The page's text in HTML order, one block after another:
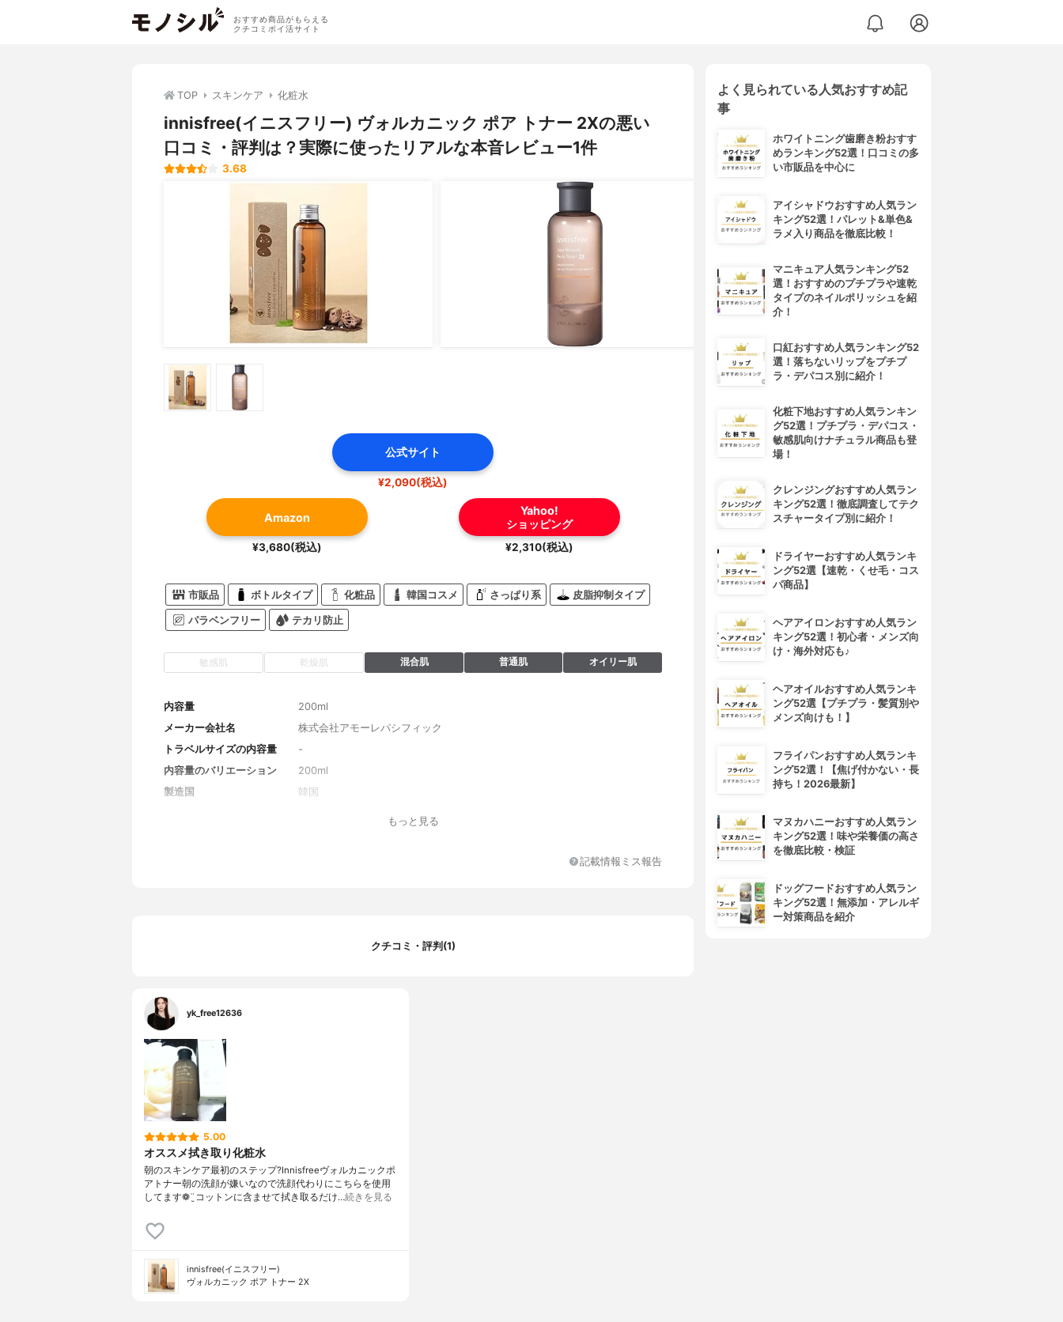
おすすめ商品がもらえる
クチコミポイ活サイト
TOP スキンケア 化粧水
innisfree(イニスフリー) ヴォルカニック ポア トナー 2Xの悪い
口コミ・評判は？実際に使ったリアルな本音レビュー1件
3.68
公式サイト
¥2,090(税込)
Amazon
¥3,680(税込)
Yahoo!
ショッピング
¥2,310(税込)
市販品 ボトルタイプ 化粧品 韓国コスメ さっぱり系 皮脂抑制タイプ
パラベンフリー テカリ防止
敏感肌 乾燥肌 混合肌 普通肌 オイリー肌
内容量
200ml
メーカー会社名
株式会社アモーレパシフィック
トラベルサイズの内容量
-
内容量のバリエーション
200ml
製造国
韓国
エン酸、酸化チタン、トコフェロール、EDTA-2Na、香料
もっと見る
記載情報ミス報告
クチコミ・評判(1)
yk_free12636
5.00
オススメ拭き取り化粧水
朝のスキンケア最初のステップ?Innisfreeヴォルカニックポ
アトナー朝の洗顔が嫌いなので洗顔代わりにこちらを使用
してます❁¨̮コットンに含ませて拭き取るだけ…続きを見る
innisfree(イニスフリー)
ヴォルカニック ポア トナー 2X
よく見られている人気おすすめ記
事
ホワイトニング歯磨き粉おすす
めランキング52選！口コミの多
い市販品を中心に
アイシャドウおすすめ人気ラン
キング52選！パレット&単色&
ラメ入り商品を徹底比較！
マニキュア人気ランキング52
選！おすすめのプチプラや速乾
タイプのネイルポリッシュを紹
介！
口紅おすすめ人気ランキング52
選！落ちないリップをプチプ
ラ・デパコス別に紹介！
化粧下地おすすめ人気ランキン
グ52選！プチプラ・デパコス・
敏感肌向けナチュラル商品も登
場！
クレンジングおすすめ人気ラン
キング52選！徹底調査してテク
スチャータイプ別に紹介！
ドライヤーおすすめ人気ランキ
ング52選【速乾・くせ毛・コス
パ商品】
ヘアアイロンおすすめ人気ラン
キング52選！初心者・メンズ向
け・海外対応も♪
ヘアオイルおすすめ人気ランキ
ング52選【プチプラ・髪質別や
メンズ向けも！】
フライパンおすすめ人気ランキ
ング52選！【焦げ付かない・長
持ち！2026最新】
マヌカハニーおすすめ人気ラン
キング52選！味や栄養価の高さ
を徹底比較・検証
ドッグフードおすすめ人気ラン
キング52選！無添加・アレルギ
ー対策商品を紹介